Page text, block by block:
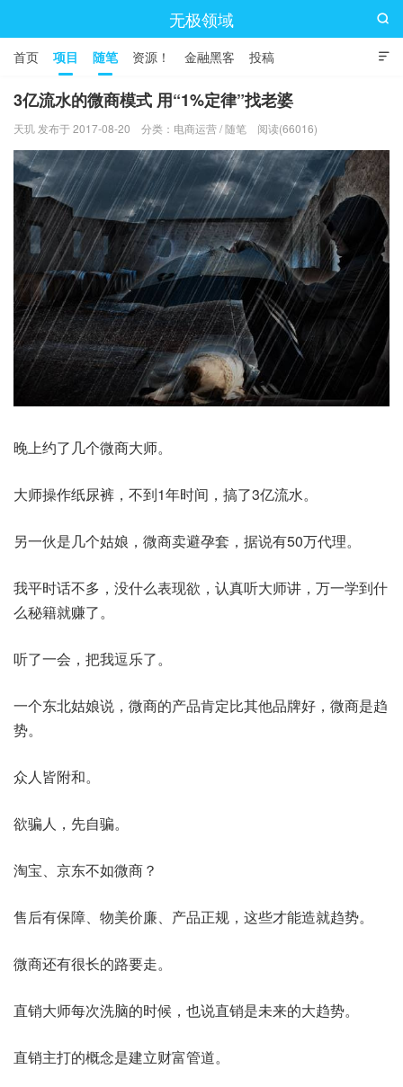
无极领域

首页 项目 随笔 资源！ 金融黑客 投稿

3亿流水的微商模式 用“1%定律”找老婆
天玑 发布于 2017-08-20 分类： 电商运营/随笔 阅读(66016)
晚上约了几个微商大师。
大师操作纸尿裤，不到1年时间，搞了3亿流水。
另一伙是几个姑娘，微商卖避孕套，据说有50万代理。
我平时话不多，没什么表现欲，认真听大师讲，万一学到什
么秘籍就赚了。
听了一会，把我逗乐了。
一个东北姑娘说，微商的产品肯定比其他品牌好，微商是趋
势。
众人皆附和。
欲骗人，先自骗。
淘宝、京东不如微商？
售后有保障、物美价廉、产品正规，这些才能造就趋势。
微商还有很长的路要走。
直销大师每次洗脑的时候，也说直销是未来的大趋势。
直销主打的概念是建立财富管道。